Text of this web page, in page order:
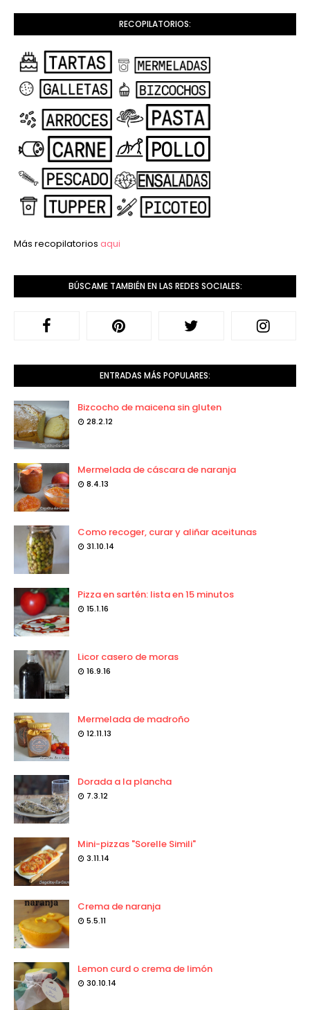
RECOPILATORIOS:
Más recopilatorios aqui
BÚSCAME TAMBIÉN EN LAS REDES SOCIALES:
ENTRADAS MÁS POPULARES:
Bizcocho de maicena sin gluten
28.2.12
Mermelada de cáscara de naranja
8.4.13
Como recoger, curar y aliñar aceitunas
31.10.14
Pizza en sartén: lista en 15 minutos
15.1.16
Licor casero de moras
16.9.16
Mermelada de madroño
12.11.13
Dorada a la plancha
7.3.12
Mini-pizzas "Sorelle Simili"
3.11.14
Crema de naranja
5.5.11
Lemon curd o crema de limón
30.10.14